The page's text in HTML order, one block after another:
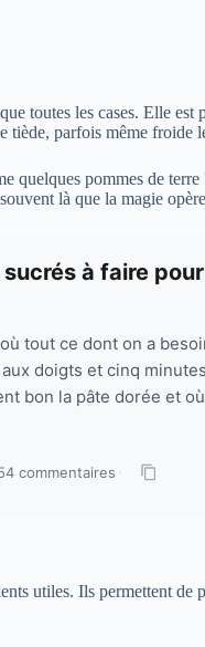
toutes les cases. Elle
tiède, parfois même froide
quelques pommes de
là que la magie
à faire
tout ce dont on a
doigts et cinq
bon la pâte dorée et
commentaires ·
utiles. Ils permettent de